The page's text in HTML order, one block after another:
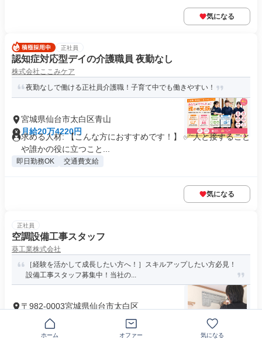
気になる
正社員
認知症対応型デイの介護職員 夜勤なし
株式会社ここみケア
夜勤なしで働ける正社員介護職！子育て中でも働きやすい！
宮城県仙台市太白区青山
月給20万4220円
求める人材: 【こんな方におすすめです！】 ✅ 人と接すること
や誰かの役に立つこと...
即日勤務OK 交通費支給
気になる
正社員
空調設備工事スタッフ
葵工業株式会社
［経験を活かして成長したい方へ！］スキルアップしたい方必見！
設備工事スタッフ募集中！当社の...
〒982-0003宮城県仙台市太白区
月給24万円～30万円
- 求める人材・資格など - ＊現場経験ある方歓迎(経験が浅い方
もOK) ＊要普通自動...
ホーム オファー 気になる